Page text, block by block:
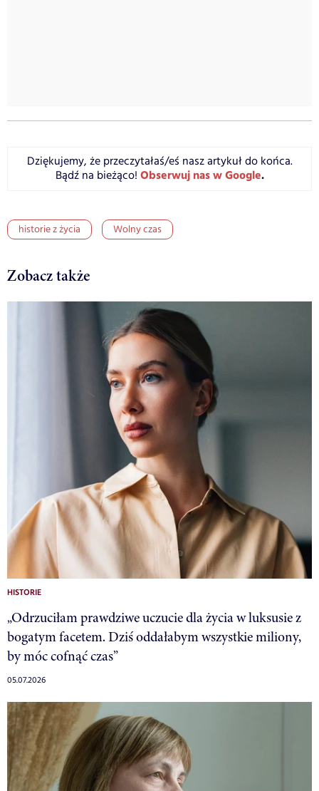
Dziękujemy, że przeczytałaś/eś nasz artykuł do końca.
Bądź na bieżąco! Obserwuj nas w Google.
historie z życia Wolny czas
Zobacz także
HISTORIE
„Odrzuciłam prawdziwe uczucie dla życia w luksusie z
bogatym facetem. Dziś oddałabym wszystkie miliony,
by móc cofnąć czas”
05.07.2026